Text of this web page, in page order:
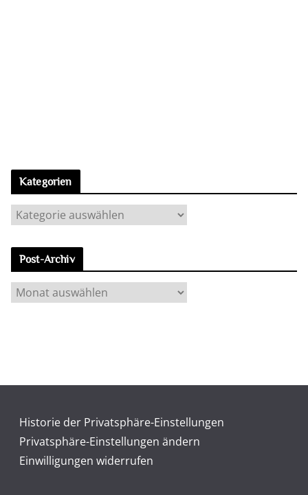
Kategorien
t
g
Post-Archiv
Historie der Privatsphäre-Einstellungen
Privatsphäre-Einstellungen ändern
Einwilligungen widerrufen